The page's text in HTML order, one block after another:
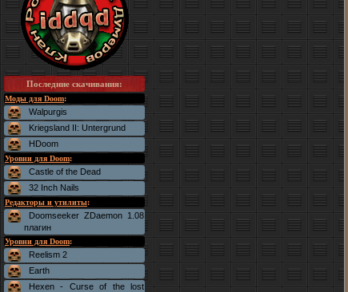
Последние скачивания:
Моды для Doom:
Walpurgis
Kriegsland II: Untergrund
HDoom
Уровни для Doom:
Castle of the Dead
32 Inch Nails
Редакторы и утилиты:
Doomseeker ZDaemon 1.08
плагин
Уровни для Doom:
Reelism 2
Earth
Hexen - Curse of the lost